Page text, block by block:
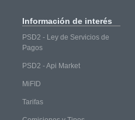
Información de interés
PSD2 - Ley de Servicios de
Pagos
PSD2 - Api Market
MiFID
Tarifas